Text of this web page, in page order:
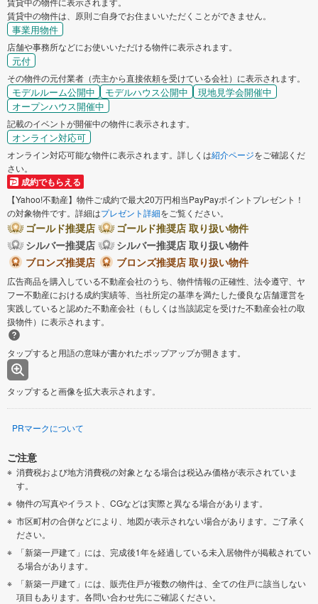
賃貸中の物件は、原則ご自身でお住まいいただくことができません。
事業用物件
店舗や事務所などにお使いいただける物件に表示されます。
元付
その物件の元付業者（売主から直接依頼を受けている会社）に表示されます。
モデルルーム公開中 モデルハウス公開中
現地見学会開催中
オープンハウス開催中
記載のイベントが開催中の物件に表示されます。
オンライン対応可
オンライン対応可能な物件に表示されます。詳しくは紹介ページをご確認くだ
さい。
成約でもらえる
【Yahoo!不動産】物件ご成約で最大20万円相当PayPayポイントプレゼント！
の対象物件です。詳細はプレゼント詳細をご覧ください。
ゴールド推奨店
ゴールド推奨店 取り扱い物件
シルバー推奨店
シルバー推奨店 取り扱い物件
ブロンズ推奨店
ブロンズ推奨店 取り扱い物件
広告商品を購入している不動産会社のうち、物件情報の正確性、法令遵守、ヤ
フー不動産における成約実績等、当社所定の基準を満たした優良な店舗運営を
実践していると認めた不動産会社（もしくは当該認定を受けた不動産会社の取
扱物件）に表示されます。
タップすると用語の意味が書かれたポップアップが開きます。
タップすると画像を拡大表示されます。
PRマークについて
ご注意
消費税および地方消費税の対象となる場合は税込み価格が表示されていま
す。
物件の写真やイラスト、CGなどは実際と異なる場合があります。
市区町村の合併などにより、地図が表示されない場合があります。ご了承く
ださい。
「新築一戸建て」には、完成後1年を経過している未入居物件が掲載されてい
る場合があります。
「新築一戸建て」には、販売住戸が複数の物件は、全ての住戸に該当しない
項目もあります。各問い合わせ先にご確認ください。